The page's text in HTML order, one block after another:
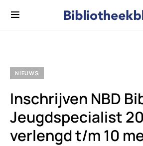
NIEUWS
Inschrijven NBD
Jeugdspecialist
verlengd t/m 10